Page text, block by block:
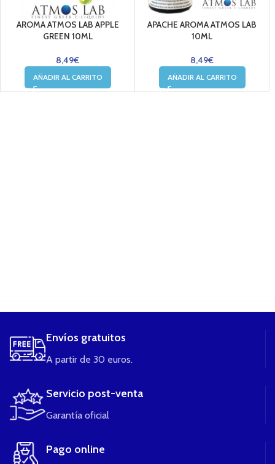
AROMA ATMOS LAB APPLE
GREEN 10ML
8,49€
AÑADIR AL CARRITO
APACHE AROMA ATMOS LAB
10ML
8,49€
AÑADIR AL CARRITO
Envíos gratuitos
A partir de 30 euros.
Servicio post-venta
Garantía oficial
Pago online